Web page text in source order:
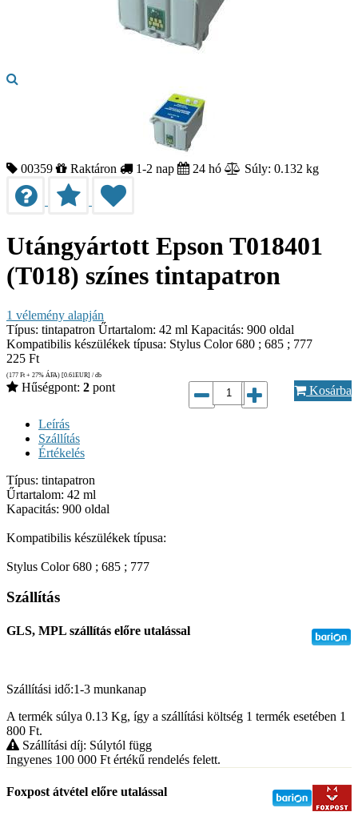
00359 Raktáron 1-2 nap 24 hó Súly: 0.132 kg
Utángyártott Epson T018401
(T018) színes tintapatron
1 vélemény alapján
Típus: tintapatron Űrtartalom: 42 ml Kapacitás: 900 oldal
Kompatibilis készülékek típusa: Stylus Color 680 ; 685 ; 777
225 Ft
(177 Ft + 27% ÁFA) [0.61 EUR] / db
Hűségpont: 2 pont Kosárba
Leírás
Szállítás
Értékelés
Típus: tintapatron
Űrtartalom: 42 ml
Kapacitás: 900 oldal
Kompatibilis készülékek típusa:
Stylus Color 680 ; 685 ; 777
Szállítás
GLS, MPL szállítás előre utalással
Szállítási idő:1-3 munkanap
A termék súlya 0.13 Kg, így a szállítási költség 1 termék esetében 1
800 Ft.
Szállítási díj: Súlytól függ
Ingyenes 100 000 Ft értékű rendelés felett.
Foxpost átvétel előre utalással